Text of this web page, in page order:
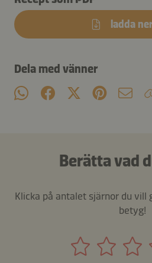
ladda
Dela med vänner
Berätta vad
Klicka på antalet sjärnor du vill
betyg!